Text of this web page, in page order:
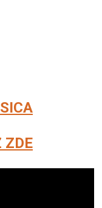
ZDE